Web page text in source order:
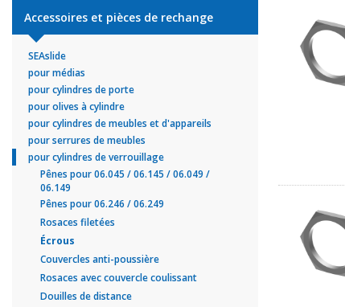
Accessoires et pièces de rechange
SEAslide
pour médias
pour cylindres de porte
pour olives à cylindre
pour cylindres de meubles et d'appareils
pour serrures de meubles
pour cylindres de verrouillage
Pênes pour 06.045 / 06.145 / 06.049 /
06.149
Pênes pour 06.246 / 06.249
Rosaces filetées
Écrous
Couvercles anti-poussière
Rosaces avec couvercle coulissant
Douilles de distance